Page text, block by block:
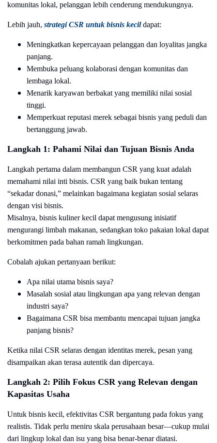
komunitas lokal, pelanggan lebih cenderung mendukungnya.
Lebih jauh, strategi CSR untuk bisnis kecildapat:
Meningkatkan kepercayaan pelanggan dan loyalitas jangka
panjang.
Membuka peluang kolaborasi dengan komunitas dan
lembaga lokal.
Menarik karyawan berbakat yang memiliki nilai sosial
tinggi.
Memperkuat reputasi merek sebagai bisnis yang peduli dan
bertanggung jawab.
Langkah 1: Pahami Nilai dan Tujuan Bisnis Anda
Langkah pertama dalam membangun CSR yang kuat adalah
memahami nilai inti bisnis. CSR yang baik bukan tentang
“sekadar donasi,” melainkan bagaimana kegiatan sosial selaras
dengan visi bisnis.
Misalnya, bisnis kuliner kecil dapat mengusung inisiatif
mengurangi limbah makanan, sedangkan toko pakaian lokal dapat
berkomitmen pada bahan ramah lingkungan.
Cobalah ajukan pertanyaan berikut:
Apa nilai utama bisnis saya?
Masalah sosial atau lingkungan apa yang relevan dengan
industri saya?
Bagaimana CSR bisa membantu mencapai tujuan jangka
panjang bisnis?
Ketika nilai CSR selaras dengan identitas merek, pesan yang
disampaikan akan terasa autentik dan dipercaya.
Langkah 2: Pilih Fokus CSR yang Relevan dengan
Kapasitas Usaha
Untuk bisnis kecil, efektivitas CSR bergantung pada fokus yang
realistis. Tidak perlu meniru skala perusahaan besar—cukup mulai
dari lingkup lokal dan isu yang bisa benar-benar diatasi.